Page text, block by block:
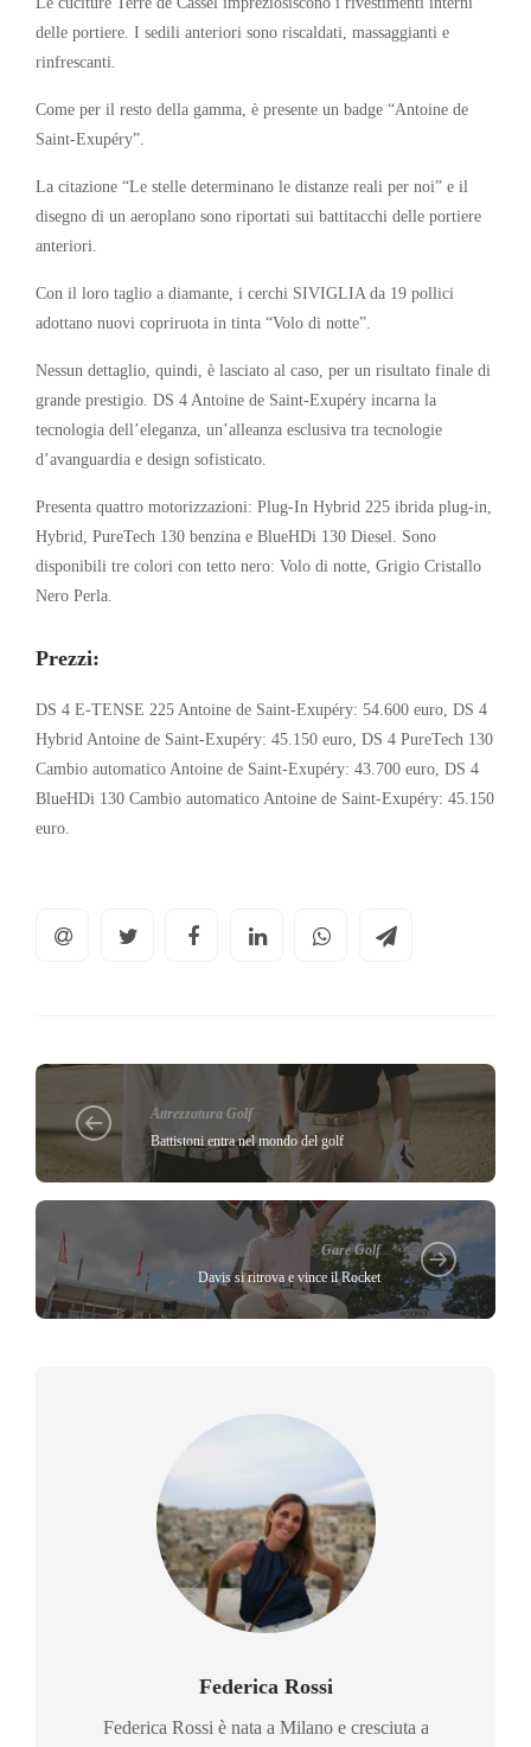
delle portiere. I sedili anteriori sono riscaldati, massaggianti e
rinfrescanti.
Come per il resto della gamma, è presente un badge “Antoine de
Saint-Exupéry”.
La citazione “Le stelle determinano le distanze reali per noi” e il
disegno di un aeroplano sono riportati sui battitacchi delle portiere
anteriori.
Con il loro taglio a diamante, i cerchi SIVIGLIA da 19 pollici
adottano nuovi copriruota in tinta “Volo di notte”.
Nessun dettaglio, quindi, è lasciato al caso, per un risultato finale di
grande prestigio. DS 4 Antoine de Saint-Exupéry incarna la
tecnologia dell’eleganza, un’alleanza esclusiva tra tecnologie
d’avanguardia e design sofisticato.
Presenta quattro motorizzazioni: Plug-In Hybrid 225 ibrida plug-in,
Hybrid, PureTech 130 benzina e BlueHDi 130 Diesel. Sono
disponibili tre colori con tetto nero: Volo di notte, Grigio Cristallo
Nero Perla.
Prezzi:
DS 4 E-TENSE 225 Antoine de Saint-Exupéry: 54.600 euro, DS 4
Hybrid Antoine de Saint-Exupéry: 45.150 euro, DS 4 PureTech 130
Cambio automatico Antoine de Saint-Exupéry: 43.700 euro, DS 4
BlueHDi 130 Cambio automatico Antoine de Saint-Exupéry: 45.150
euro.
Attrezzatura Golf
Battistoni entra nel mondo del golf
Gare Golf
Davis si ritrova e vince il Rocket
Federica Rossi
Federica Rossi è nata a Milano e cresciuta a